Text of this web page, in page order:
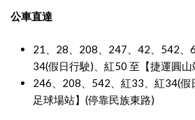
公車直達
21、28、208、247、42、542、
34(假日行駛)、紅50 至【捷運圓山
246、208、542、紅33、紅34(假
足球場站】(停靠民族東路)